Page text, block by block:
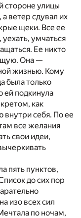
стороне улицы
ветер сдувал их
щеки. Все ее
умчаться
Ее никто
Она —
жизнью. Кому
была только
ей подкинула
как
внутри себя. По ее
все желания
свои идеи,
пять пунктов,
до сих пор
изо всех сил
по ночам,